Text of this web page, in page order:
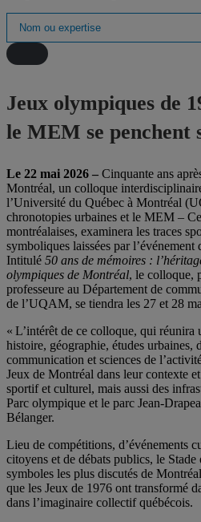
Jeux olympiques de
le MEM se penchent
Le 22 mai 2026 – Cinquante ans
Montréal, un colloque
l’Université du Québec à Montréal
chronotopies urbaines et le MEM –
montréalaises, examinera les traces
symboliques laissées par l’événement
Intitulé 50 ans de mémoires :
olympiques de Montréal, le colloque,
professeure au Département de
de l’UQAM, se tiendra les 27 et 28
« L’intérêt de ce colloque, qui réunira
histoire, géographie, études urbaines,
communication et sciences de
Jeux de Montréal dans leur contexte
sportif et culturel, mais aussi des
Parc olympique et le parc Jean-
Bélanger.
Lieu de compétitions, d’événements
citoyens et de débats publics, le
symboles les plus discutés de
que les Jeux de 1976 ont transformé
dans l’imaginaire collectif québécois.